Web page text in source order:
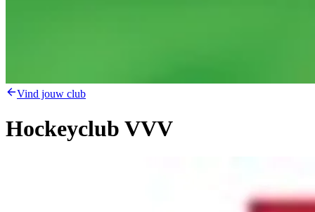
Vind jouw club
Hockeyclub VVV